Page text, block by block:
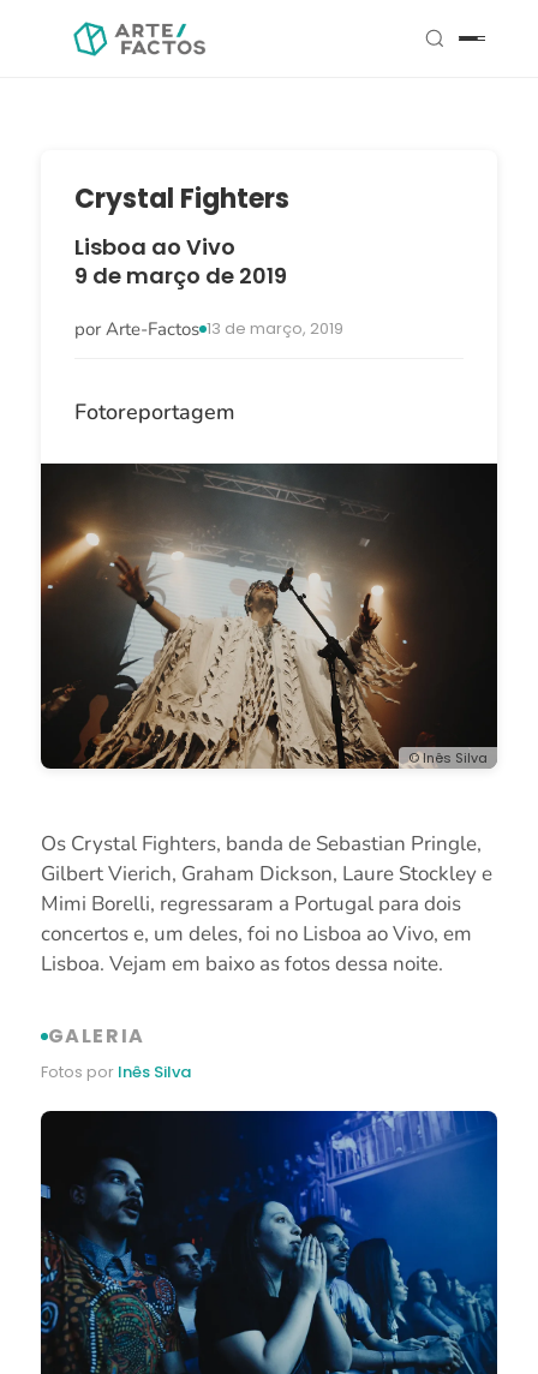
Crystal Fighters
Lisboa ao Vivo
9 de março de 2019
por Arte-Factos 13 de março, 2019
Fotoreportagem
© Inês Silva
Os Crystal Fighters, banda de Sebastian Pringle,
Gilbert Vierich, Graham Dickson, Laure Stockley e
Mimi Borelli, regressaram a Portugal para dois
concertos e, um deles, foi no Lisboa ao Vivo, em
Lisboa. Vejam em baixo as fotos dessa noite.
GALERIA
Fotos por Inês Silva